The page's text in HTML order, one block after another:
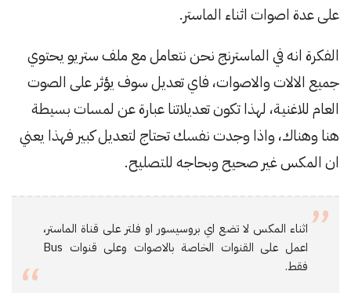
على عدة اصوات اثناء الماستر.
الفكرة انه في الماسترنج نحن نتعامل مع ملف ستريو يحتوي
جميع الالات والاصوات، فاي تعديل سوف يؤثر على الصوت
العام للاغنية، لهذا تكون تعديلاتنا عبارة عن لمسات بسيطة
هنا وهناك، واذا وجدت نفسك تحتاج لتعديل كبير فهذا يعني
ان المكس غير صحيح وبحاجه للتصليح.
اثناء المكس لا تضع اي بروسيسور او فلتر على قناة الماستر،
اعمل على القنوات الخاصة بالاصوات وعلى قنوات Bus
فقط.